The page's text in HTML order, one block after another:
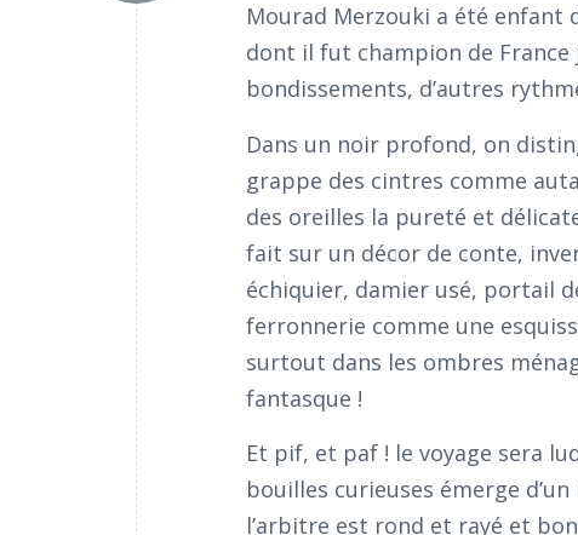
Mourad Merzouki a été enfant
dont il fut champion de France
bondissements, d’autres
Dans un noir profond, on
grappe des cintres comme
des oreilles la pureté et
fait sur un décor de conte,
échiquier, damier usé, portail
ferronnerie comme une
surtout dans les ombres
fantasque !
Et pif, et paf ! le voyage sera
bouilles curieuses émerge
l’arbitre est rond et rayé et